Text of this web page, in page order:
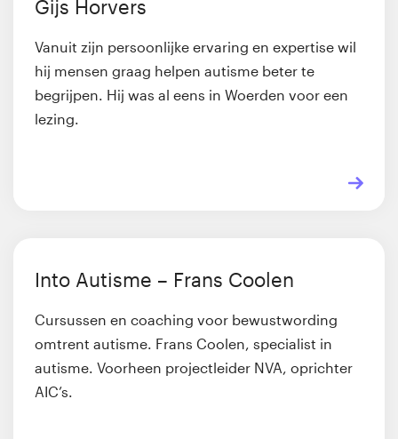
Gijs Horvers
Vanuit zijn persoonlijke ervaring en expertise wil
hij mensen graag helpen autisme beter te
begrijpen. Hij was al eens in Woerden voor een
lezing.
Into Autisme – Frans Coolen
Cursussen en coaching voor bewustwording
omtrent autisme. Frans Coolen, specialist in
autisme. Voorheen projectleider NVA, oprichter
AIC’s.